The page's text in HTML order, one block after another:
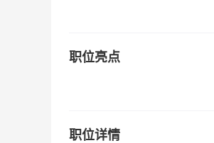
职位亮点
职位详情